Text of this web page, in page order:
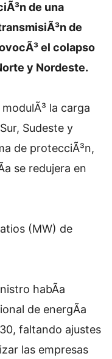
de una
de
el colapso
y Nordeste.
la carga
Sudeste y
de protecciÃ³n,
se redujera en
(MW) de
habÃ­a
de energÃ­a
faltando ajustes
las empresas